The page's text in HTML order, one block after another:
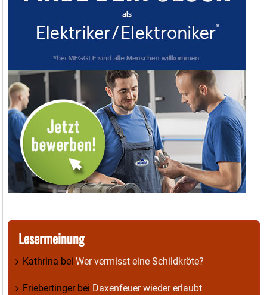
Lesermeinung
Kathrina bei Wer vermisst eine Schildkröte?
Friebertingerbei Daxenfeuer wieder erlaubt